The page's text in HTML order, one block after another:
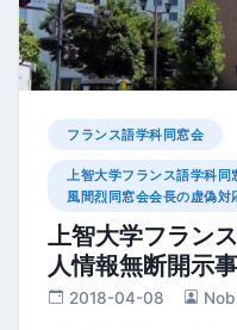
フランス語学科同窓会
上智大学フランス語学科
風間烈同窓会会長の虚偽対
上智大学フラン
人情報無断開示
2018-04-08